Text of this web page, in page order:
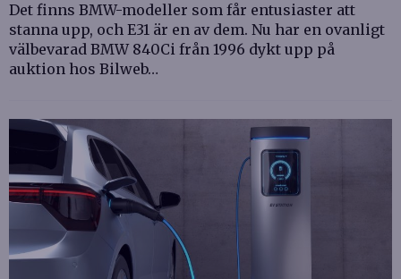
Det finns BMW-modeller som får entusiaster att
stanna upp, och E31 är en av dem. Nu har en ovanligt
välbevarad BMW 840Ci från 1996 dykt upp på
auktion hos Bilweb…